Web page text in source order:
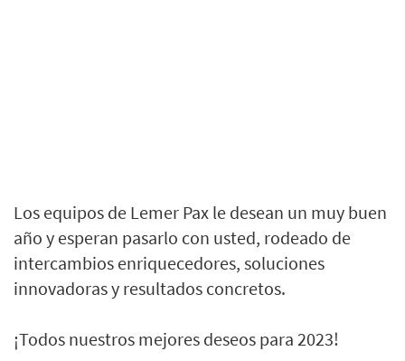
Los equipos de Lemer Pax le desean un muy buen
año y esperan pasarlo con usted, rodeado de
intercambios enriquecedores, soluciones
innovadoras y resultados concretos.
¡Todos nuestros mejores deseos para 2023!